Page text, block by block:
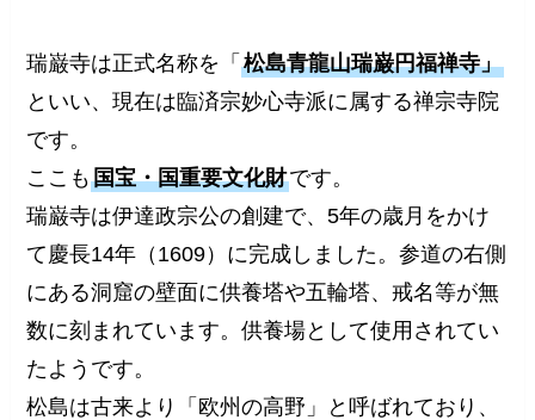
瑞巌寺は正式名称を「松島青龍山瑞巌円福禅寺」
といい、現在は臨済宗妙心寺派に属する禅宗寺院
です。
ここも国宝・国重要文化財です。
瑞巌寺は伊達政宗公の創建で、5年の歳月をかけ
て慶長14年（1609）に完成しました。参道の右側
にある洞窟の壁面に供養塔や五輪塔、戒名等が無
数に刻まれています。供養場として使用されてい
たようです。
松島は古来より「欧州の高野」と呼ばれており、